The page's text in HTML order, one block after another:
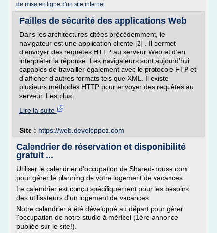
de mise en ligne d'un site internet
Failles de sécurité des applications Web
Dans les architectures citées précédemment, le
navigateur est une application cliente [2] . Il permet
d'envoyer des requêtes HTTP au serveur Web et d'en
interpréter la réponse. Les navigateurs sont aujourd'hui
capables de travailler également avec le protocole FTP et
d'afficher d'autres formats tels que XML. Il existe
plusieurs méthodes HTTP pour envoyer des requêtes au
serveur. Les plus...
Lire la suite
Site : https://web.developpez.com
Calendrier de réservation et disponibilité
gratuit ...
Utiliser le calendrier d'occupation de Shared-house.com
pour gérer le planning de votre logement de vacances
Le calendrier est conçu spécifiquement pour les besoins
des utilisateurs d'un logement de vacances
Notre calendrier a été développé au départ pour gérer
l'occupation de notre studio à méribel (1ère annonce
publiée sur le site!).